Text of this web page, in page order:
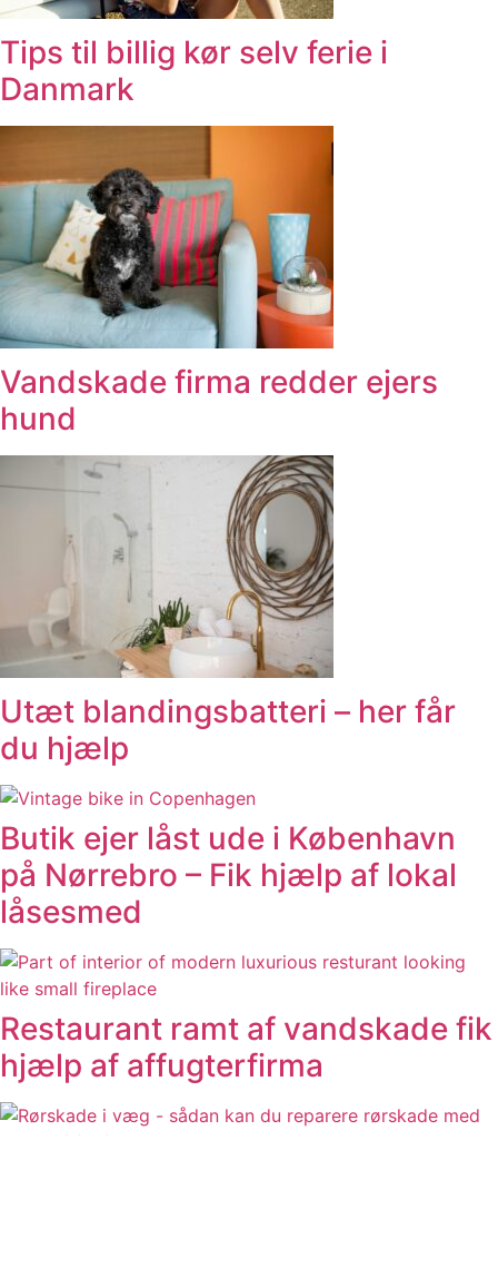
Tips til billig kør selv ferie i
Danmark
Vandskade firma redder ejers
hund
Utæt blandingsbatteri – her får
du hjælp
Butik ejer låst ude i København
på Nørrebro – Fik hjælp af lokal
låsesmed
Restaurant ramt af vandskade fik
hjælp af affugterfirma